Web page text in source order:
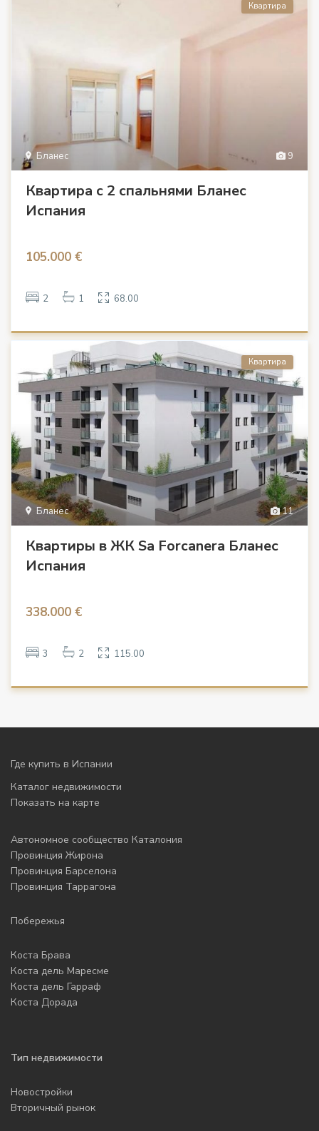
9
Бланес
Квартира
Квартира с 2 спальнями Бланес
Испания
105.000 €
2 1 68.00
11
Бланес
Квартира
Квартиры в ЖК Sa Forcanera Бланес
Испания
338.000 €
3 2 115.00
Где купить в Испании
Каталог недвижимости
Показать на карте
Автономное сообщество Каталония
Провинция Жирона
Провинция Барселона
Провинция Таррагона
Побережья
Коста Брава
Коста дель Маресме
Коста дель Гарраф
Коста Дорада
Тип недвижимости
Новостройки
Вторичный рынок